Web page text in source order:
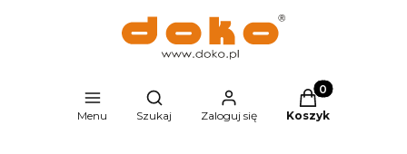
Menu
Otwórz wyszukiwarkę
Szukaj Zaloguj się
Produkty w
Koszyk